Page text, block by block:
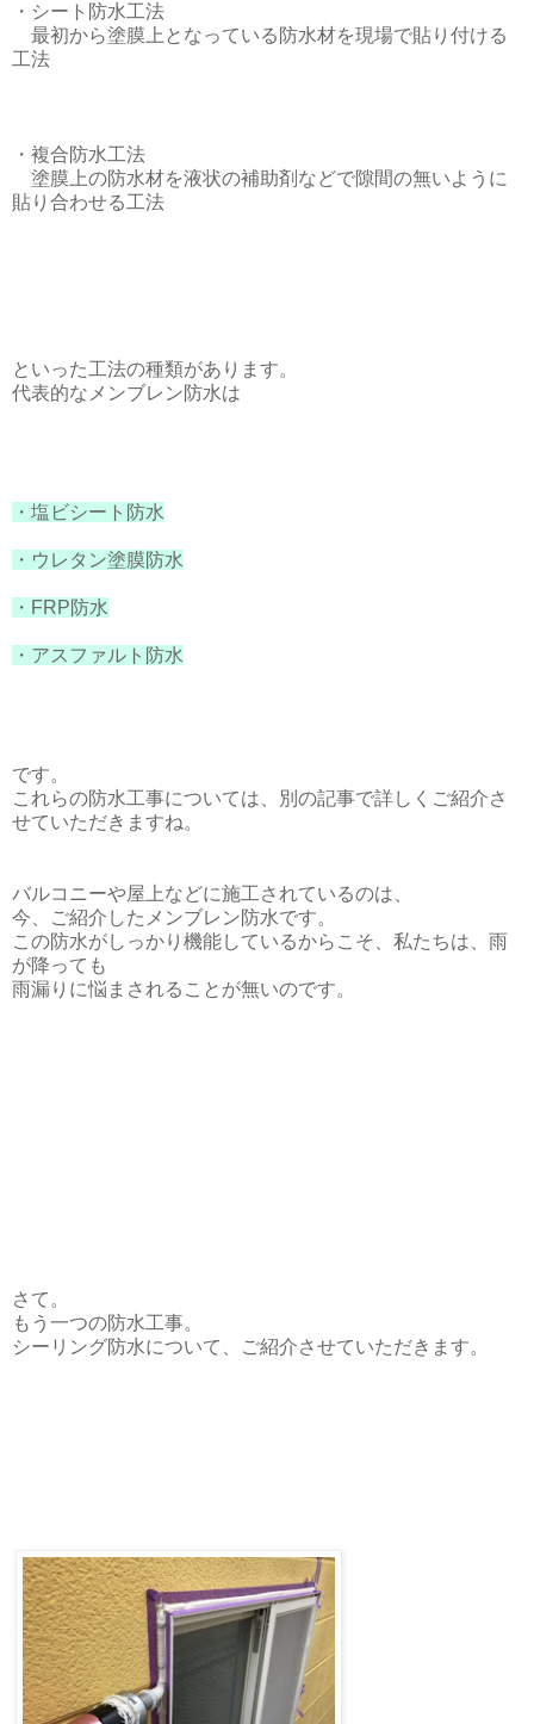
・シート防水工法
最初から塗膜上となっている防水材を現場で貼り付ける
工法
・複合防水工法
塗膜上の防水材を液状の補助剤などで隙間の無いように
貼り合わせる工法
といった工法の種類があります。
代表的なメンブレン防水は
・塩ビシート防水
・ウレタン塗膜防水
・FRP防水
・アスファルト防水
です。
これらの防水工事については、別の記事で詳しくご紹介さ
せていただきますね。
バルコニーや屋上などに施工されているのは、
今、ご紹介したメンブレン防水です。
この防水がしっかり機能しているからこそ、私たちは、雨
が降っても
雨漏りに悩まされることが無いのです。
さて。
もう一つの防水工事。
シーリング防水について、ご紹介させていただきます。